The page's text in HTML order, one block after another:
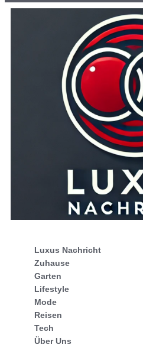
Luxus Nachricht
Zuhause
Garten
Lifestyle
Mode
Reisen
Tech
Über Uns